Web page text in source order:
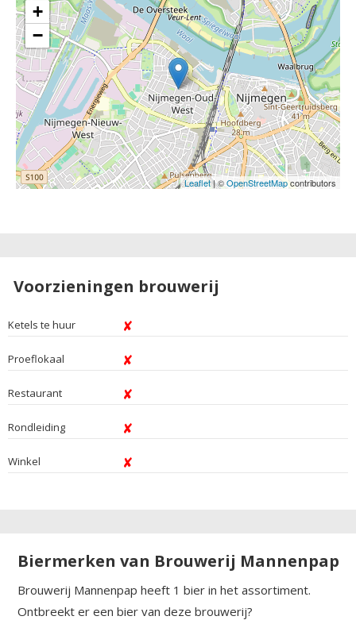
+
−
Leaflet| ©OpenStreetMapcontributors
Voorzieningen brouwerij
Ketels te huur
Proeflokaal
Restaurant
Rondleiding
Winkel
Biermerken van Brouwerij Mannenpap
Brouwerij Mannenpap heeft 1 bier in het assortiment.
Ontbreekt er een bier van deze brouwerij?